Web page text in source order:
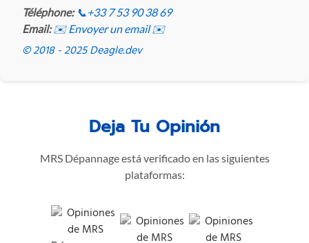
Téléphone: 📞 +33 7 53 90 38 69
Email: ✉️ Envoyer un email ✉️
© 2018 - 2025 Deagle.dev
Deja Tu Opinión
MRS Dépannage está verificado en las siguientes
plataformas: